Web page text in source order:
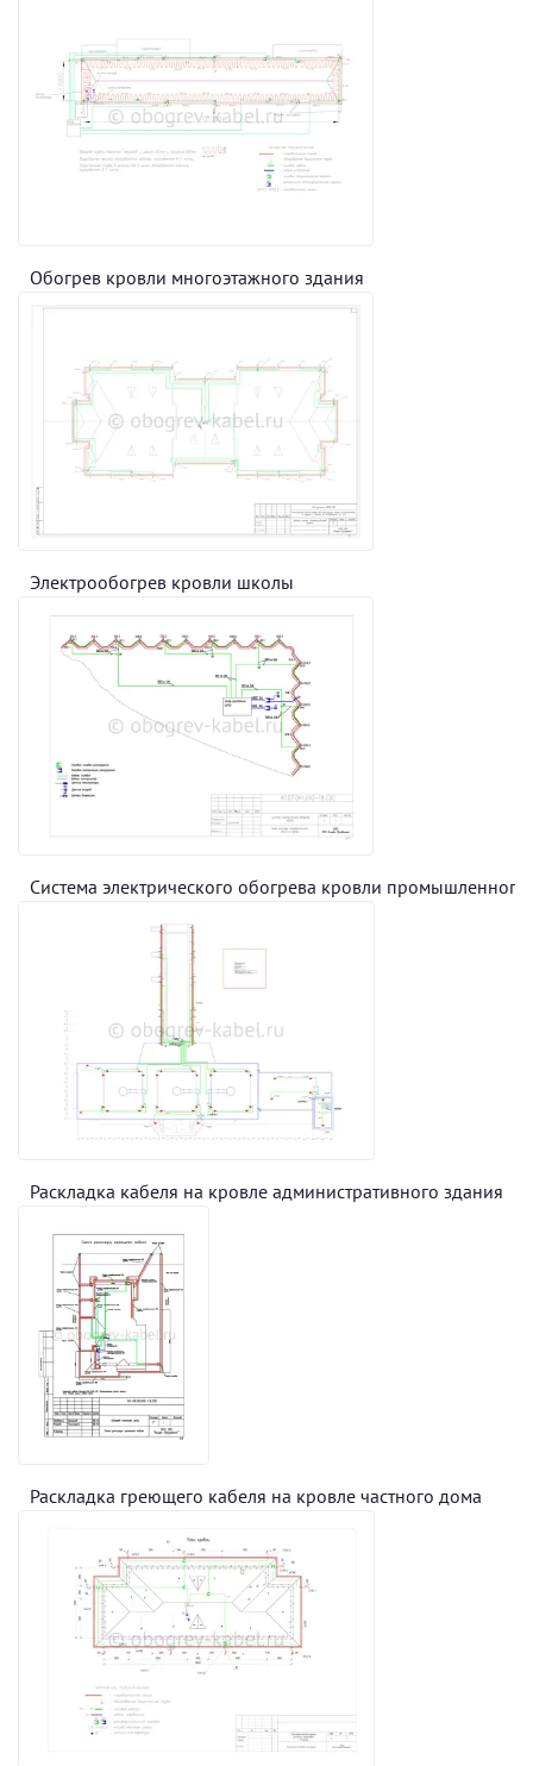
Обогрев кровли многоэтажного здания
Электрообогрев кровли школы
Система электрического обогрева кровли промышленного
Раскладка кабеля на кровле административного здания
Раскладка греющего кабеля на кровле частного дома